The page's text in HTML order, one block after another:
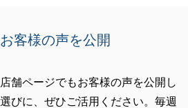
客様の声を公開
舗ページでもお客様の声を公開し
びに、ぜひご活用ください。毎週